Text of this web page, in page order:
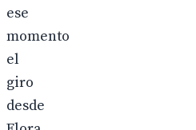
ese
momento
el
giro
desde